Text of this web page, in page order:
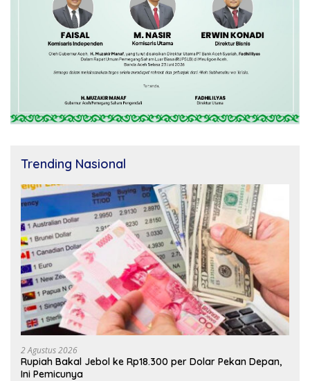
Trending Nasional
2 Agustus 2026
Rupiah Bakal Jebol ke Rp18.300 per Dolar Pekan Depan,
Ini Pemicunya